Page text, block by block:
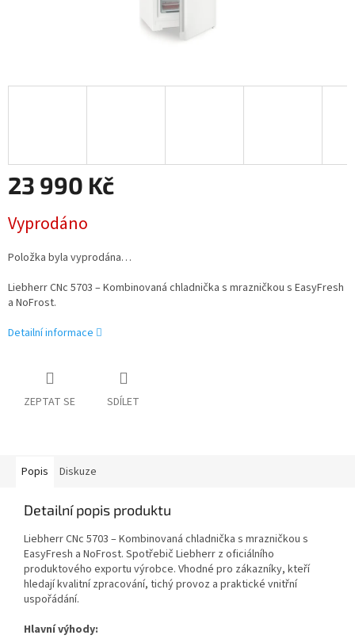
23 990 Kč
cena:
Vyprodáno
Položka byla vyprodána…
Liebherr CNc 5703 – Kombinovaná chladnička s mrazničkou s EasyFresh
a NoFrost.
Detailní informace
ZEPTAT SE SDÍLET
Popis Diskuze
Detailní popis produktu
Liebherr CNc 5703 – Kombinovaná chladnička s mrazničkou s
EasyFresh a NoFrost. Spotřebič Liebherr z oficiálního
produktového exportu výrobce. Vhodné pro zákazníky, kteří
hledají kvalitní zpracování, tichý provoz a praktické vnitřní
uspořádání.
Hlavní výhody: